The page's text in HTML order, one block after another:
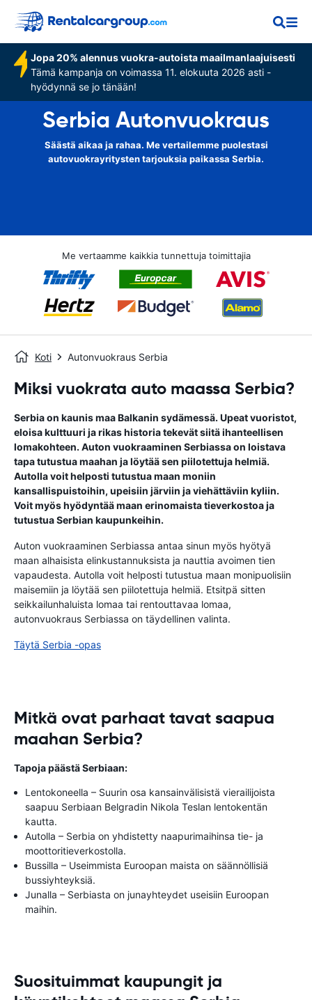
Jopa 20% alennus vuokra-autoista maailmanlaajuisesti
Tämä kampanja on voimassa 11. elokuuta 2026 asti -
hyödynnä se jo tänään!
Serbia Autonvuokraus
Säästä aikaa ja rahaa. Me vertailemme puolestasi
autovuokrayritysten tarjouksia paikassa Serbia.
Me vertaamme kaikkia tunnettuja toimittajia
Koti Autonvuokraus Serbia
Miksi vuokrata auto maassa Serbia?
Serbia on kaunis maa Balkanin sydämessä. Upeat vuoristot,
eloisa kulttuuri ja rikas historia tekevät siitä ihanteellisen
lomakohteen. Auton vuokraaminen Serbiassa on loistava
tapa tutustua maahan ja löytää sen piilotettuja helmiä.
Autolla voit helposti tutustua maan moniin
kansallispuistoihin, upeisiin järviin ja viehättäviin kyliin.
Voit myös hyödyntää maan erinomaista tieverkostoa ja
tutustua Serbian kaupunkeihin.
Auton vuokraaminen Serbiassa antaa sinun myös hyötyä
maan alhaisista elinkustannuksista ja nauttia avoimen tien
vapaudesta. Autolla voit helposti tutustua maan monipuolisiin
maisemiin ja löytää sen piilotettuja helmiä. Etsitpä sitten
seikkailunhaluista lomaa tai rentouttavaa lomaa,
autonvuokraus Serbiassa on täydellinen valinta.
Täytä Serbia -opas
Mitkä ovat parhaat tavat saapua
maahan Serbia?
Tapoja päästä Serbiaan:
Lentokoneella – Suurin osa kansainvälisistä vierailijoista
saapuu Serbiaan Belgradin Nikola Teslan lentokentän
kautta.
Autolla – Serbia on yhdistetty naapurimaihinsa tie- ja
moottoritieverkostolla.
Bussilla – Useimmista Euroopan maista on säännöllisiä
bussiyhteyksiä.
Junalla – Serbiasta on junayhteydet useisiin Euroopan
maihin.
Suosituimmat kaupungit ja